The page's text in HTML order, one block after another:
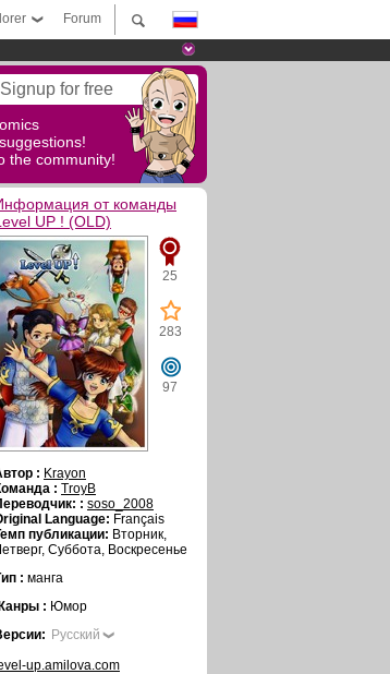
Forum
Signup for free
the community!
от команды
UP ! (OLD)
25
283
97
: Krayon
: TroyB
: soso_2008
Language: Français
публикации: Вторник,
Суббота, Воскресенье
: манга
: Юмор
Русский
up.amilova.com